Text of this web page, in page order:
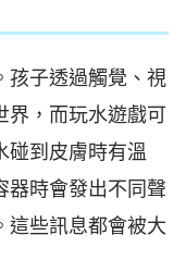
孩子透過觸覺、視
界，而玩水遊戲可
碰到皮膚時有溫
器時會發出不同聲
這些訊息都會被大